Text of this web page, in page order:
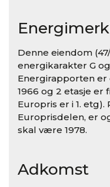
Denne eiendom
energikarakter G
Energirapporten
1966 og 2 etasje er
Europris er i 1.
Europrisdelen, er
skal være 1978.
Adkomst